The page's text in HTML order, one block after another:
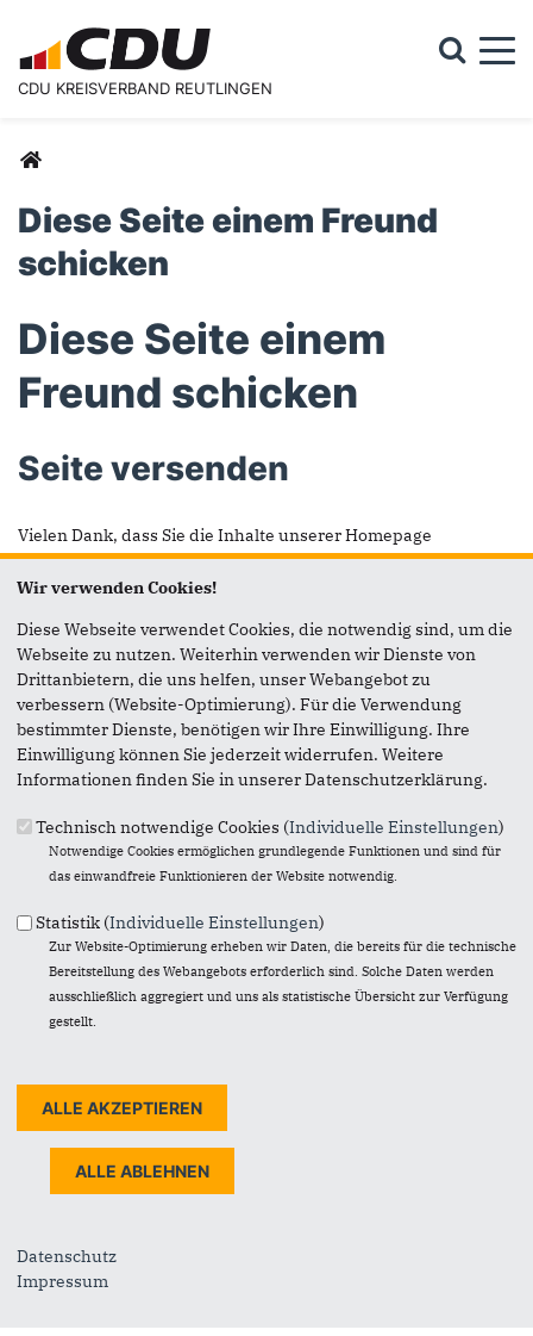
CDU KREISVERBAND REUTLINGEN
Suchformular
Sie sind hier
Diese Seite einem Freund
schicken
Diese Seite einem
Freund schicken
Seite versenden
Vielen Dank, dass Sie die Inhalte unserer Homepage
weiterempfehlen.
Personen, denen Sie die Seite weiterempfehlen, zu
informieren, von wem die Empfehlung kommt, und dass es
kein Spam ist.
Das mit * gekennzeichnete Feld ist ein Pflichtfeld.
Eigene E-Mail-Adresse *
Eigener Name*
Senden an *
Sie können mehrere Empfänger mit Komma getrennt eingeben.
Information an den Betroffenen nach Artikel 13 Datenschutz-
Nachrichtenbetreff
(Ihr Name) möchte Ihnen eine Seite von https://www.cdu-
Wir verwenden Cookies!
Diese Webseite verwendet Cookies, die notwendig sind, um die
Webseite zu nutzen. Weiterhin verwenden wir Dienste von
Drittanbietern, die uns helfen, unser Webangebot zu
verbessern (Website-Optimierung). Für die Verwendung
bestimmter Dienste, benötigen wir Ihre Einwilligung. Ihre
Einwilligung können Sie jederzeit widerrufen. Weitere
Informationen finden Sie in unserer Datenschutzerklärung.
Technisch notwendige Cookies (Individuelle Einstellungen)
Notwendige Cookies ermöglichen grundlegende Funktionen und sind für
das einwandfreie Funktionieren der Website notwendig.
Statistik (Individuelle Einstellungen)
Zur Website-Optimierung erheben wir Daten, die bereits für die technische
Bereitstellung des Webangebots erforderlich sind. Solche Daten werden
ausschließlich aggregiert und uns als statistische Übersicht zur Verfügung
gestellt.
Datenschutz
Impressum